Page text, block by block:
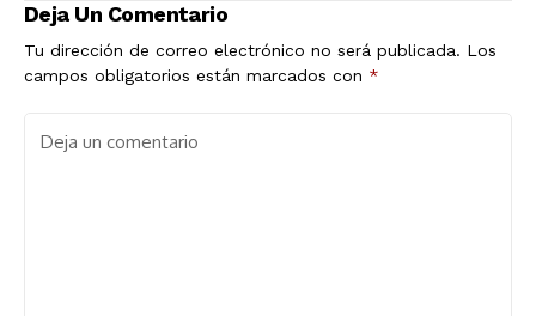
Deja Un Comentario
Tu dirección de correo electrónico no será publicada. Los
campos obligatorios están marcados con *